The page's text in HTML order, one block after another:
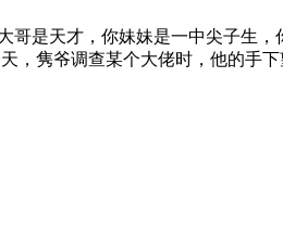
哥是天才，你妹妹是一中尖子生
，隽爷调查某个大佬时，他的